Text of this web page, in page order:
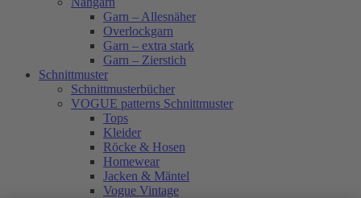
Garn – Allesnäher
Overlockgarn
Garn – extra stark
Garn – Zierstich
Schnittmuster
Schnittmusterbücher
VOGUE patterns Schnittmuster
Tops
Kleider
Röcke & Hosen
Homewear
Jacken & Mäntel
Vogue Vintage